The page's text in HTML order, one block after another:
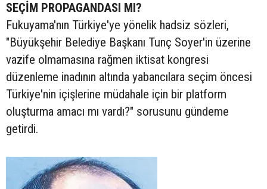
SEÇİM PROPAGANDASI MI?
Fukuyama'nın Türkiye'ye yönelik hadsiz sözleri,
"Büyükşehir Belediye Başkanı Tunç Soyer'in üzerine
vazife olmamasına rağmen iktisat kongresi
düzenleme inadının altında yabancılara seçim öncesi
Türkiye'nin içişlerine müdahale için bir platform
oluşturma amacı mı vardı?" sorusunu gündeme
getirdi.